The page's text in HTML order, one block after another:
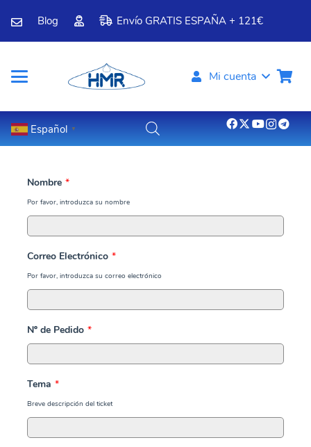
Blog Envío GRATIS ESPAÑA + 121€
Mi cuenta
Español ▼
Nombre *
Por favor, introduzca su nombre
Correo Electrónico *
Por favor, introduzca su correo electrónico
Nº de Pedido *
Tema *
Breve descripción del ticket